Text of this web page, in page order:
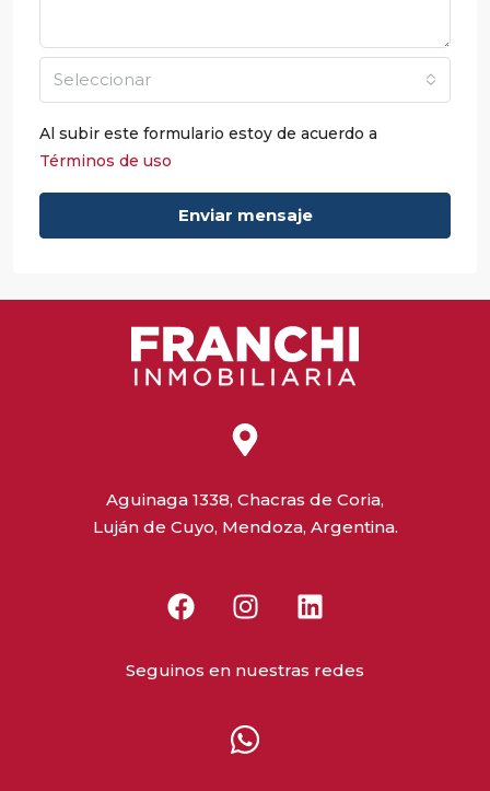
Seleccionar
Al subir este formulario estoy de acuerdo a
Términos de uso
Enviar mensaje
Aguinaga 1338, Chacras de Coria,
Luján de Cuyo, Mendoza, Argentina.
Seguinos en nuestras redes